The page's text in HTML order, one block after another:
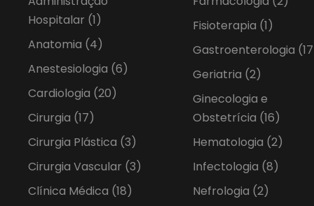
Hospitalar (1)
Anatomia (4)
Anestesiologia (6)
Cardiologia (20)
Cirurgia (17)
Cirurgia Plástica (3)
Cirurgia Vascular (3)
Clínica Médica (18)
Fisioterapia (1)
Gastroenterologia
Geriatria (2)
Ginecologia e
Obstetrícia (16)
Hematologia (2)
Infectologia (8)
Nefrologia (2)